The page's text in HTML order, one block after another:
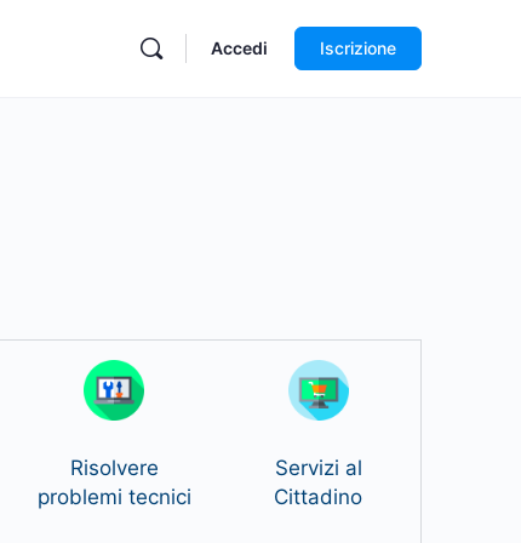
Accedi Iscrizione
Risolvere
problemi tecnici
Servizi al
Cittadino